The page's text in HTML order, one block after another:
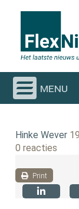
menu
Hinke Wever
0 reacties
Print